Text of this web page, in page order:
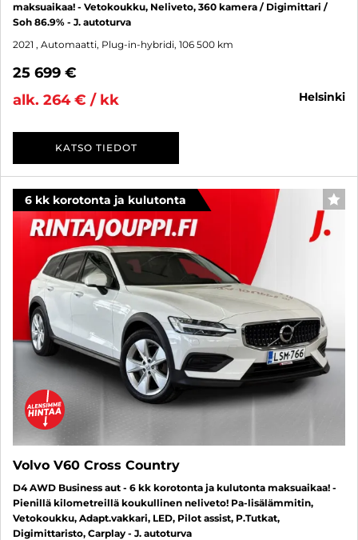
maksuaikaa! - Vetokoukku, Neliveto, 360 kamera / Digimittari /
Soh 86.9% - J. autoturva
2021 , Automaatti, Plug-in-hybridi, 106 500 km
25 699 €
alk. 264 € / kk
helsinki
KATSO TIEDOT
6 kk korotonta ja kulutonta
Volvo V60 Cross Country
D4 AWD Business aut - 6 kk korotonta ja kulutonta maksuaikaa! -
Pienillä kilometreillä koukullinen neliveto! Pa-lisälämmitin,
Vetokoukku, Adapt.vakkari, LED, Pilot assist, P.Tutkat,
Digimittaristo, Carplay - J. autoturva